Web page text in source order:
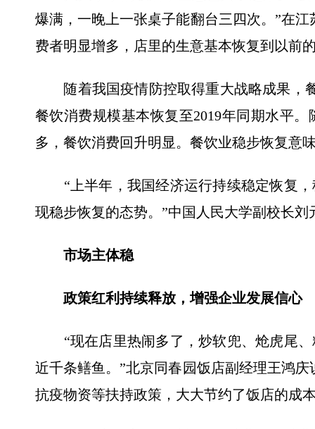
爆满，一晚上一张桌子能翻台三四次。”在
费者明显增多，店里的生意基本恢复到以前
随着我国疫情防控取得重大战略成果，餐
餐饮消费规模基本恢复至2019年同期水平
多，餐饮消费回升明显。餐饮业稳步恢复意
“上半年，我国经济运行持续稳定恢复，
现稳步恢复的态势。”中国人民大学副校长刘
市场主体稳
政策红利持续释放，增强企业发展信心
“现在店里热闹多了，炒软兜、炝虎尾、
近千条鳝鱼。”北京同春园饭店副经理王鸿
抗疫物资等扶持政策，大大节约了饭店的成